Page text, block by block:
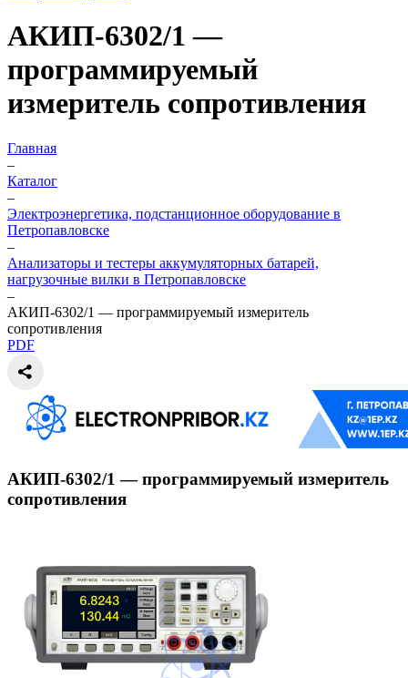
АКИП-6302/1 —
программируемый
измеритель сопротивления
Главная
–
Каталог
–
Электроэнергетика, подстанционное оборудование в
Петропавловске
–
Анализаторы и тестеры аккумуляторных батарей,
нагрузочные вилки в Петропавловске
–
АКИП-6302/1 — программируемый измеритель
сопротивления
PDF
АКИП-6302/1 — программируемый измеритель
сопротивления